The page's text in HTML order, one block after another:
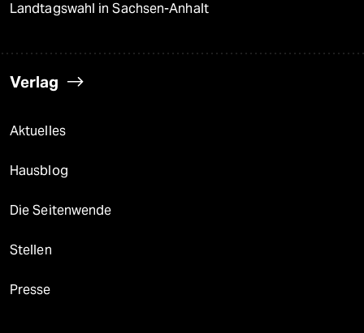
Landtagswahl in Sachsen-Anhalt
Verlag
Aktuelles
Hausblog
Die Seitenwende
Stellen
Presse